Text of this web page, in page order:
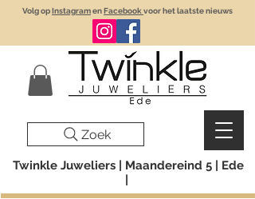
Twinkle Juweliers | Maandereind 5 | Ede
Volg opInstagramenFacebook voor het laatste nieuws
Zoek